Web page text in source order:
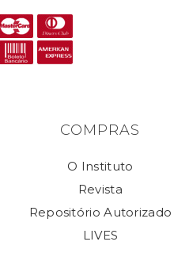
COMPRAS
O Instituto
Revista
Repositório Autorizado
LIVES